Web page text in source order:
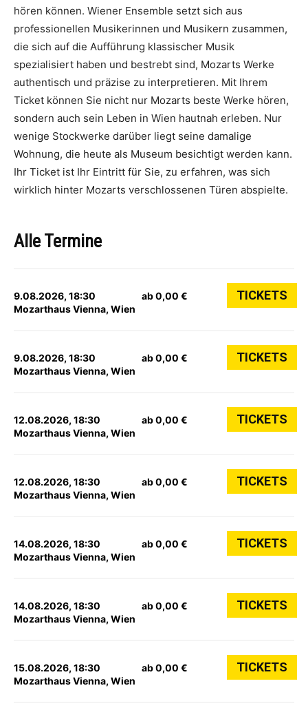
hören können. Wiener Ensemble setzt sich aus
professionellen Musikerinnen und Musikern zusammen,
die sich auf die Aufführung klassischer Musik
spezialisiert haben und bestrebt sind, Mozarts Werke
authentisch und präzise zu interpretieren. Mit Ihrem
Ticket können Sie nicht nur Mozarts beste Werke hören,
sondern auch sein Leben in Wien hautnah erleben. Nur
wenige Stockwerke darüber liegt seine damalige
Wohnung, die heute als Museum besichtigt werden kann.
Ihr Ticket ist Ihr Eintritt für Sie, zu erfahren, was sich
wirklich hinter Mozarts verschlossenen Türen abspielte.
Alle Termine
9.08.2026, 18:30
Mozarthaus Vienna, Wien
ab 0,00 € TICKETS
9.08.2026, 18:30
Mozarthaus Vienna, Wien
ab 0,00 € TICKETS
12.08.2026, 18:30
Mozarthaus Vienna, Wien
ab 0,00 € TICKETS
12.08.2026, 18:30
Mozarthaus Vienna, Wien
ab 0,00 € TICKETS
14.08.2026, 18:30
Mozarthaus Vienna, Wien
ab 0,00 € TICKETS
14.08.2026, 18:30
Mozarthaus Vienna, Wien
ab 0,00 € TICKETS
15.08.2026, 18:30
Mozarthaus Vienna, Wien
ab 0,00 € TICKETS